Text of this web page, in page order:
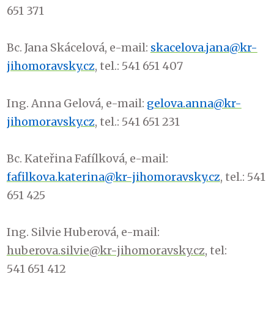
651 371
Bc. Jana Skácelová, e-mail: skacelova.jana@kr-
jihomoravsky.cz, tel.: 541 651 407
Ing. Anna Gelová, e-mail: gelova.anna@kr-
jihomoravsky.cz, tel.: 541 651 231
Bc. Kateřina Fafílková, e-mail:
fafilkova.katerina@kr-jihomoravsky.cz, tel.: 541
651 425
Ing. Silvie Huberová, e-mail:
huberova.silvie@kr-jihomoravsky.cz, tel:
541 651 412